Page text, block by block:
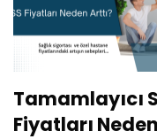
Tamamlayıcı
Fiyatları